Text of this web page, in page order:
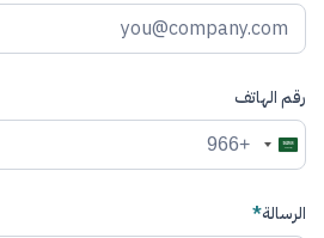
رقم الهاتف
Saudi
+966
+966
الرسالة*